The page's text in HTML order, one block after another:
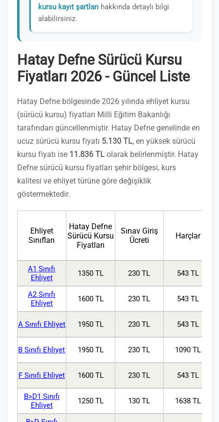
kursu kayıt şartları hakkında detaylı bilgi
alabilirsiniz.
Hatay Defne Sürücü Kursu
Fiyatları 2026 - Güncel Liste
Hatay Defne bölgesinde 2026 yılında ehliyet kursu
(sürücü kursu) fiyatları Milli Eğitim Bakanlığı
tarafından güncellenmiştir. Hatay Defne genelinde en
ucuz sürücü kursu fiyatı 5.130 TL, en yüksek sürücü
kursu fiyatı ise 11.836 TL olarak belirlenmiştir. Hatay
Defne sürücü kursu fiyatları şehir bölgesi, kurs
kalitesi ve ehliyet türüne göre değişiklik
göstermektedir.
Ehliyet
Sınıfları
Hatay Defne
Sürücü Kursu
Fiyatları
Sınav Giriş
Ücreti
Harçlar
A1 Sınıfı
Ehliyet
1350 TL 230 TL 543 TL
A2 Sınıfı
Ehliyet
1600 TL 230 TL 543 TL
A Sınıfı Ehliyet 1950 TL 230 TL 543 TL
B Sınıfı Ehliyet 1950 TL 230 TL 1090 TL
F Sınıfı Ehliyet 1600 TL 230 TL 543 TL
B>D1 Sınıfı
Ehliyet
1250 TL 130 TL 1638 TL